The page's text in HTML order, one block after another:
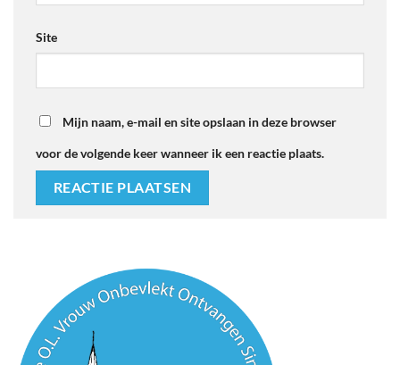
Site
Mijn naam, e-mail en site opslaan in deze browser
voor de volgende keer wanneer ik een reactie plaats.